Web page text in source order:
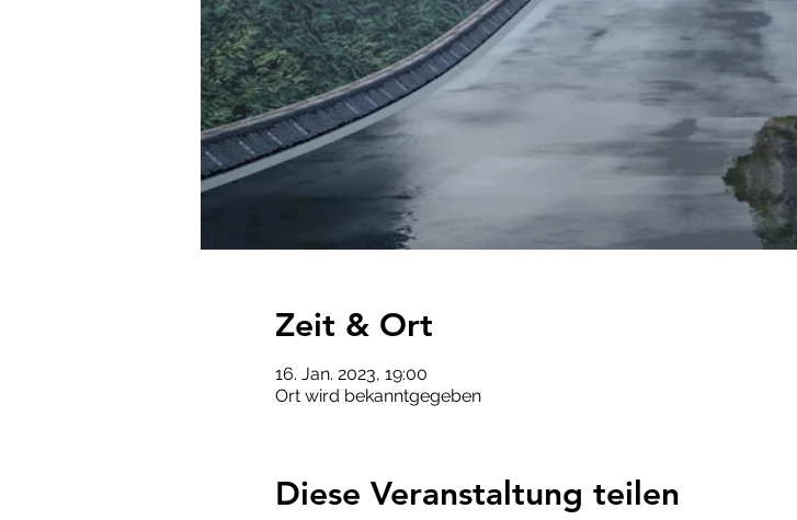
Zeit & Ort
16. Jan. 2023, 19:00
Ort wird bekanntgegeben
Diese Veranstaltung teilen